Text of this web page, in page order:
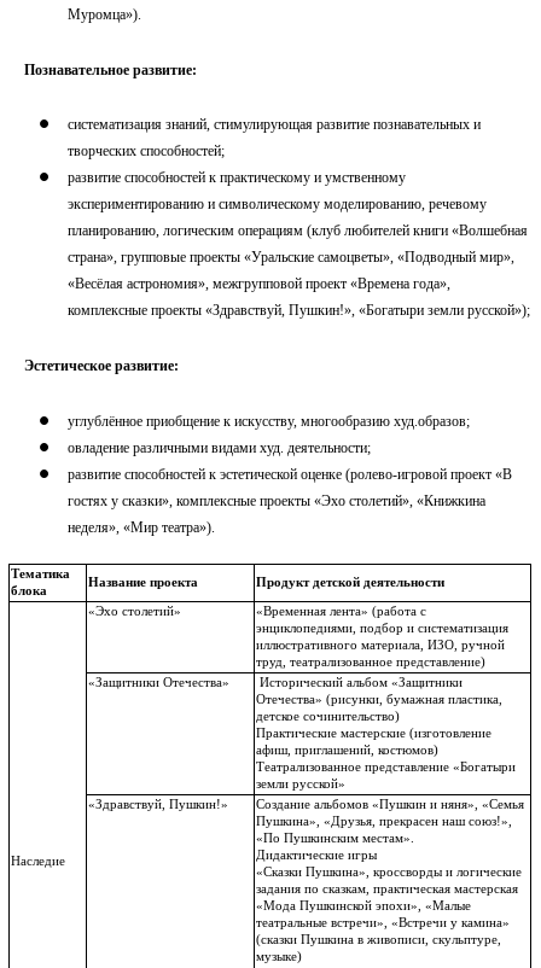
Муромца»).
Познавательное развитие:
систематизация знаний, стимулирующая развитие познавательных и
творческих способностей;
развитие способностей к практическому и умственному
экспериментированию и символическому моделированию, речевому
планированию, логическим операциям (клуб любителей книги «Волшебная
страна», групповые проекты «Уральские самоцветы», «Подводный мир»,
«Весёлая астрономия», межгрупповой проект «Времена года»,
комплексные проекты «Здравствуй, Пушкин!», «Богатыри земли русской»);
Эстетическое развитие:
углублённое приобщение к искусству, многообразию худ.образов;
овладение различными видами худ. деятельности;
развитие способностей к эстетической оценке (ролево-игровой проект «В
гостях у сказки», комплексные проекты «Эхо столетий», «Книжкина
неделя», «Мир театра»).
Тематика
блока
Название проекта Продукт детской деятельности
Наследие
«Эхо столетий»
«Временная лента» (работа с
энциклопедиями, подбор и систематизация
иллюстративного материала, ИЗО, ручной
труд, театрализованное представление)
«Защитники Отечества»
Исторический альбом «Защитники
Отечества» (рисунки, бумажная пластика,
детское сочинительство)
Практические мастерские (изготовление
афиш, приглашений, костюмов)
Театрализованное представление «Богатыри
земли русской»
«Здравствуй, Пушкин!»
Создание альбомов «Пушкин и няня», «Семья
Пушкина», «Друзья, прекрасен наш союз!»,
«По Пушкинским местам».
Дидактические игры
«Сказки Пушкина», кроссворды и логические
задания по сказкам, практическая мастерская
«Мода Пушкинской эпохи», «Малые
театральные встречи», «Встречи у камина»
(сказки Пушкина в живописи, скульптуре,
музыке)